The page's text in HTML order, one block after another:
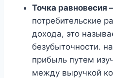
Точка равновесия
потребительские
дохода, это
безубыточности.
прибыль путем
между выручкой